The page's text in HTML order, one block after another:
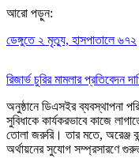
আরো পড়ুন:
ডেঙ্গুতে ২ মৃত্যু, হাসপাতালে ৬৭২
রিজার্ভ চুরির মামলার প্রতিবেদন
অনুষ্ঠানে ডিএসইর ব্যবস্থাপনা
সুবিধাকে কার্যকরভাবে কাজে
তোলা জরুরি। তার মতে, অরেঞ্জ
অর্থায়নের সুযোগ সম্প্রসারণে